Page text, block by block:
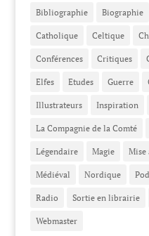
Bibliographie Biographie
Catholique Celtique
Conférences Critiques
Elfes Etudes Guerre
Illustrateurs Inspiration
La Compagnie de la Comté
Légendaire Magie Mise
Médiéval Nordique
Radio Sortie en librairie
Webmaster